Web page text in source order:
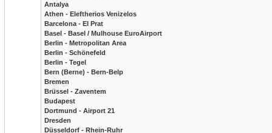
Antalya
Athen - Eleftherios Venizelos
Barcelona - El Prat
Basel - Basel / Mulhouse EuroAirport
Berlin - Metropolitan Area
Berlin - Schönefeld
Berlin - Tegel
Bern (Berne) - Bern-Belp
Bremen
Brüssel - Zaventem
Budapest
Dortmund - Airport 21
Dresden
Düsseldorf - Rhein-Ruhr